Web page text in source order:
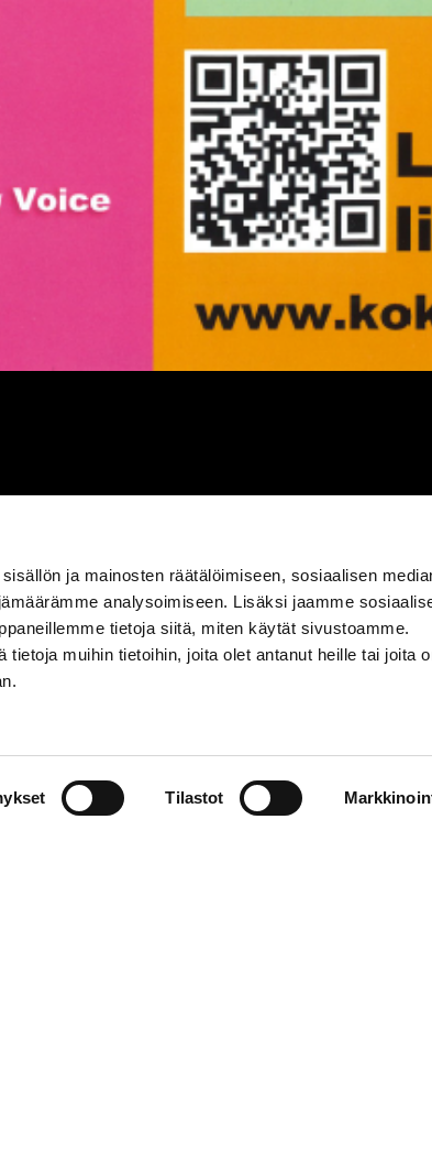
ja mainosten räätälöimiseen, sosiaalisen
analysoimiseen. Lisäksi jaamme
tietoja siitä, miten käytät sivustoamme.
tietoja muihin tietoihin, joita olet antanut heille tai joita
Tilastot